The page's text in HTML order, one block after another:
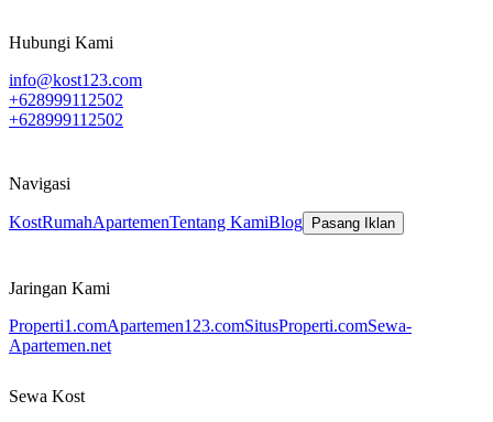
Hubungi Kami
info@kost123.com
+628999112502
+628999112502
Navigasi
KostRumahApartemenTentang KamiBlog Pasang Iklan
Jaringan Kami
Properti1.comApartemen123.comSitusProperti.comSewa-
Apartemen.net
Sewa Kost